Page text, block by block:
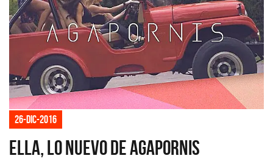
26-dic-2016
Ella, lo nuevo de Agapornis